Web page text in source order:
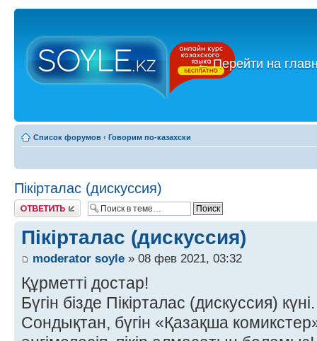
←Перейти на
Список форумов ‹ Говорим по-казахски
Пікірталас (дискуссия)
Ответить
Пікірталас (дискуссия)
moderator soyle » 08 фев 2021, 03:32
Құрметті достар!
Бүгін бізде Пікірталас (дискуссия) күні.
Сондықтан, бүгін «Қазақша